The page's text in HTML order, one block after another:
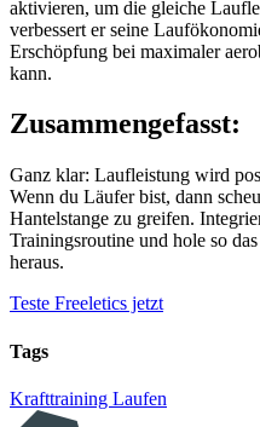
aktivieren, um die gleiche
verbessert er seine
Erschöpfung bei maximaler
kann.
Zusammengefasst:
Ganz klar: Laufleistung wird
Wenn du Läufer bist, dann
Hantelstange zu greifen.
Trainingsroutine und hole so
heraus.
Teste Freeletics jetzt
Tags
Krafttraining Laufen